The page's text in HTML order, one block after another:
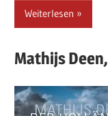
Weiterlesen
MathijsDeen,